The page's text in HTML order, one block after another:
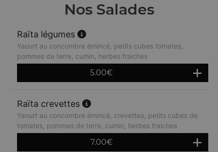
Nos Salades
Raïta légumes
Yaourt au concombre émincé, petits cubes tomates,
pommes de terre, cumin, herbes fraiches
5.00€
Raïta crevettes
Yaourt au concombre émincé, crevettes, petits cubes de
tomates, pommes de terre, cumin, herbes fraiches
7.00€